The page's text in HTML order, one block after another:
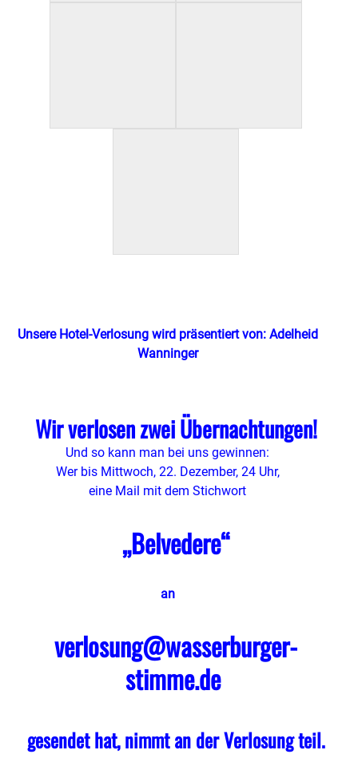
Unsere Hotel-Verlosung wird präsentiert von: Adelheid
Wanninger
Wir verlosen zwei Übernachtungen!
Und so kann man bei uns gewinnen:
Wer bis Mittwoch, 22. Dezember, 24 Uhr,
eine Mail mit dem Stichwort
„Belvedere“
an
verlosung@wasserburger-
stimme.de
gesendet hat, nimmt an der Verlosung teil.